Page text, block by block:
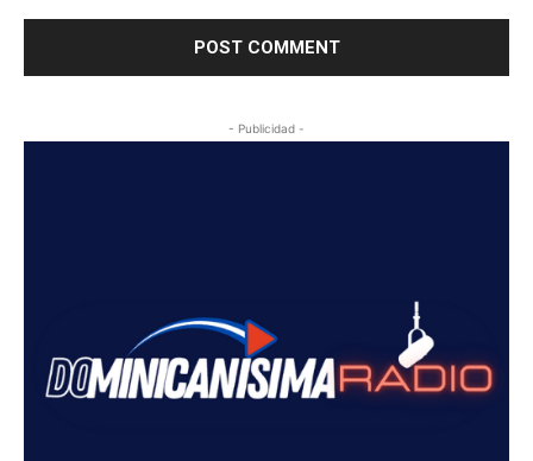
- Publicidad -